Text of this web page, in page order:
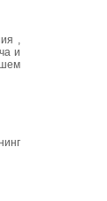
,
и